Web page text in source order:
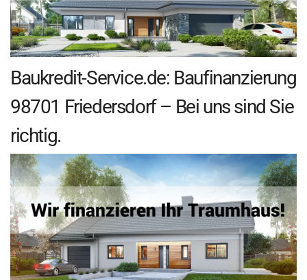
Baukredit-Service.de: Baufinanzierung
98701 Friedersdorf – Bei uns sind Sie
richtig.